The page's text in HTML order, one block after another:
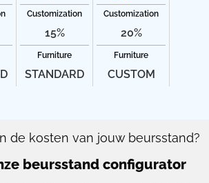
Customization
15%
Furniture
STANDARD
Customization
20%
Furniture
CUSTOM
de kosten van jouw beursstand?
beursstand configurator